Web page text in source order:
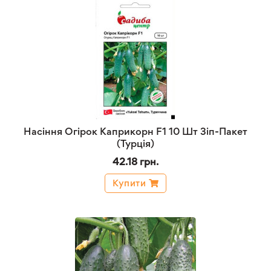
Насіння Огірок Каприкорн F1 10 Шт Зіп-Пакет
(Турція)
42.18 грн.
Купити